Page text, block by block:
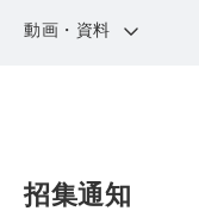
動画・資料
招集通知